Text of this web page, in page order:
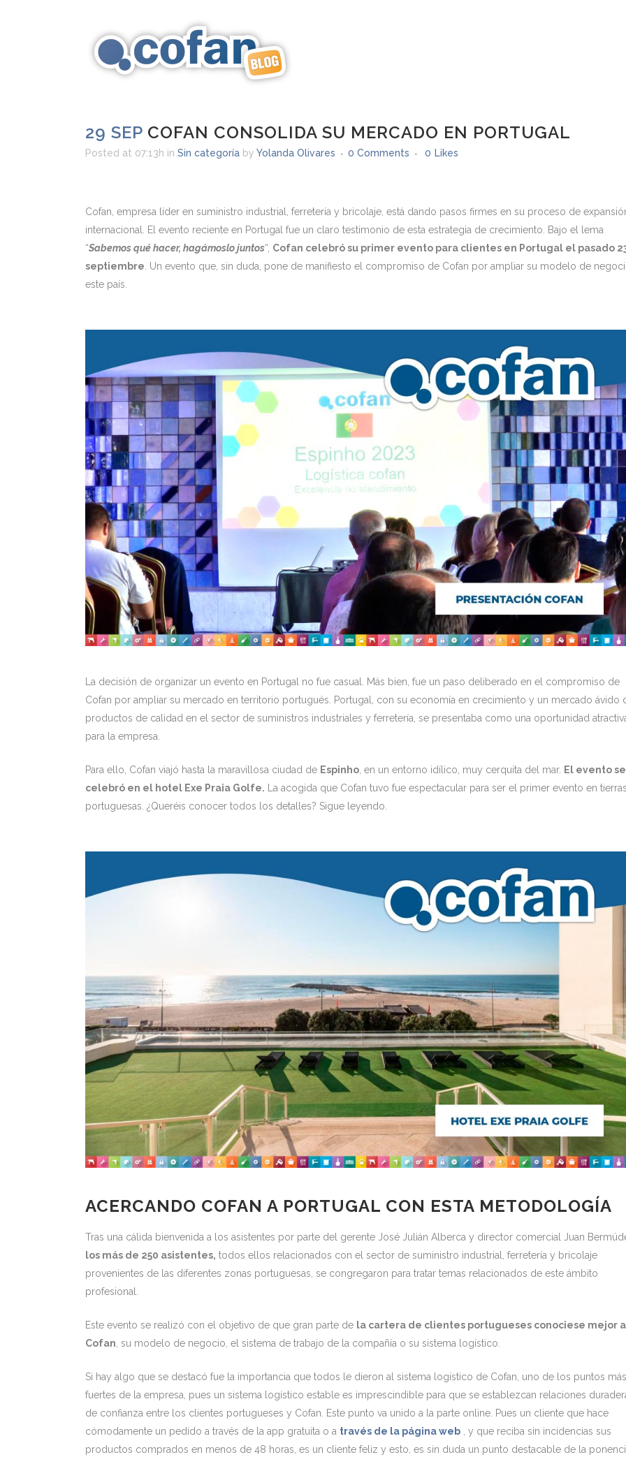
29 SEP COFAN CONSOLIDA SU MERCADO EN PORTUGAL
Posted at 07:13h in Sin categoría by Yolanda Olivares 0 Comments 0 Likes
Cofan, empresa líder en suministro industrial, ferretería y bricolaje, está dando pasos firmes en su proceso de
internacional. El evento reciente en Portugal fue un claro testimonio de esta estrategia de crecimiento. Bajo el lema
“Sabemos qué hacer, hagámoslo juntos“, Cofan celebró su primer evento para clientes en Portugal el pasado
septiembre . Un evento que, sin duda, pone de manifiesto el compromiso de Cofan por ampliar su modelo de
este país.
La decisión de organizar un evento en Portugal no fue casual. Más bien, fue un paso deliberado en el compromiso de
Cofan por ampliar su mercado en territorio portugués. Portugal, con su economía en crecimiento y un mercado ávido
productos de calidad en el sector de suministros industriales y ferretería, se presentaba como una oportunidad
para la empresa.
Para ello, Cofan viajó hasta la maravillosa ciudad de Espinho , en un entorno idílico, muy cerquita del mar. El evento se
celebró en el hotel Exe Praia Golfe. La acogida que Cofan tuvo fue espectacular para ser el primer evento en
portuguesas. ¿Queréis conocer todos los detalles? Sigue leyendo.
ACERCANDO COFAN A PORTUGAL CON ESTA METODOLOGÍA
Tras una cálida bienvenida a los asistentes por parte del gerente José Julián Alberca y director comercial Juan
los más de 250 asistentes, todos ellos relacionados con el sector de suministro industrial, ferretería y bricolaje
provenientes de las diferentes zonas portuguesas, se congregaron para tratar temas relacionados de este ámbito
profesional.
Este evento se realizó con el objetivo de que gran parte de la cartera de clientes portugueses conociese mejor a
Cofan , su modelo de negocio, el sistema de trabajo de la compañía o su sistema logístico.
Si hay algo que se destacó fue la importancia que todos le dieron al sistema logístico de Cofan, uno de los puntos más
fuertes de la empresa, pues un sistema logístico estable es imprescindible para que se establezcan relaciones
de confianza entre los clientes portugueses y Cofan. Este punto va unido a la parte online. Pues un cliente que hace
cómodamente un pedido a través de la app gratuita o a través de la página web , y que reciba sin incidencias sus
productos comprados en menos de 48 horas, es un cliente feliz y esto, es sin duda un punto destacable de la